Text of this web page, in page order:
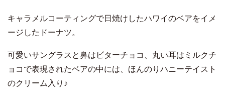
キャラメルコーティングで日焼けしたハワイのベアをイメ
ージしたドーナツ。
可愛いサングラスと鼻はビターチョコ、丸い耳はミルクチ
ョコで表現されたベアの中には、ほんのりハニーテイスト
のクリーム入り♪